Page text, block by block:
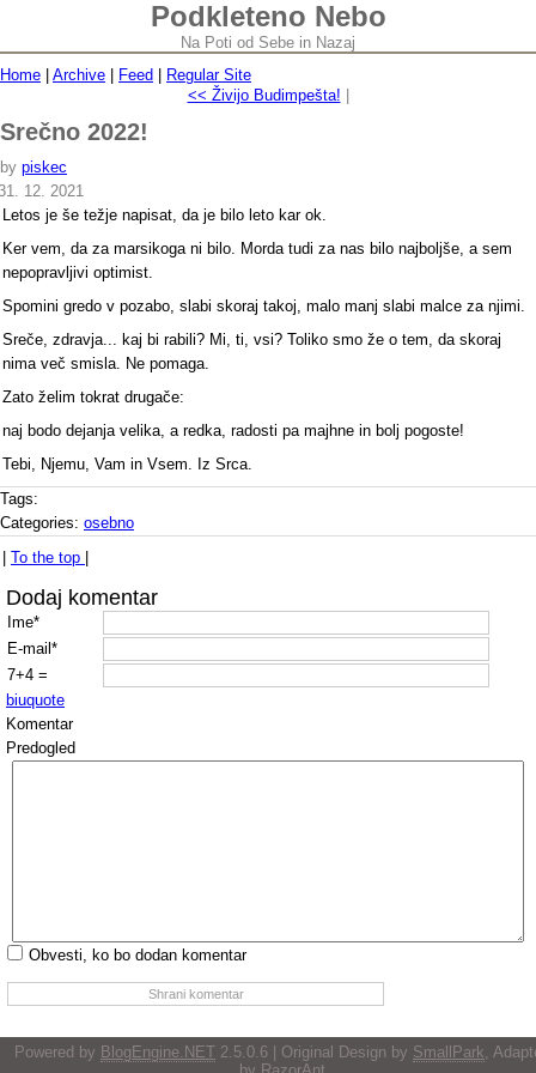
Podkleteno Nebo
Na Poti od Sebe in Nazaj
Home
Archive Feed
Regular Site
<< Živijo Budimpešta!
Srečno 2022!
by piskec
12. 2021
Letos je še težje napisat, da je bilo leto kar ok.
Ker vem, da za marsikoga ni bilo. Morda tudi za nas bilo najboljše, a sem
nepopravljivi optimist.
Spomini gredo v pozabo, slabi skoraj takoj, malo manj slabi malce za njimi.
Sreče, zdravja... kaj bi rabili? Mi, ti, vsi? Toliko smo že o tem, da skoraj
nima več smisla. Ne pomaga.
Zato želim tokrat drugače:
naj bodo dejanja velika, a redka, radosti pa majhne in bolj pogoste!
Tebi, Njemu, Vam in Vsem. Iz Srca.
Tags:
Categories: osebno
To the top
Dodaj komentar
Ime*
E-mail*
7+4 =
biuquote
Komentar
Predogled
Obvesti, ko bo dodan komentar
Powered by BlogEngine.NET 2.5.0.6 | Original Design by SmallPark,